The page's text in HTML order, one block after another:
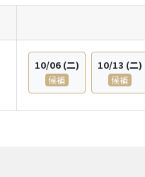
10/06 (二)
候補
10/13 (二)
候補